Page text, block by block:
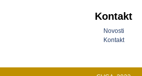
Kontakt
Novosti
Kontakt